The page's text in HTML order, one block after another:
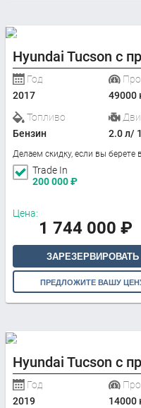
Hyundai Tucson с
Год
2017
49000
Топливо
Бензин
2.0 л/
Делаем скидку, если вы берете
Trade In
200 000₽
Цена:
1 744 000 ₽
ЗАРЕЗЕРВИРОВАТЬ
ПРЕДЛОЖИТЕ ВАШУ
Hyundai Tucson с
Год
2019
14000